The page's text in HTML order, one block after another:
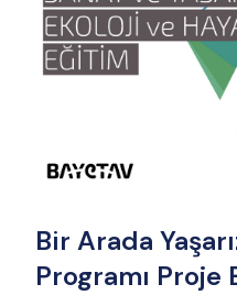
Bir Arada
Programı Proje